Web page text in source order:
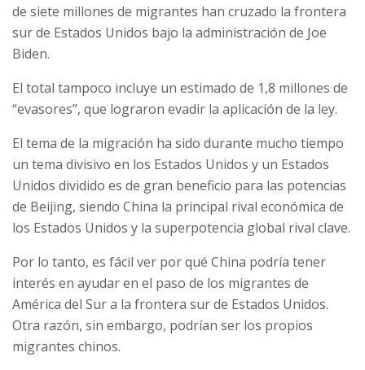
de siete millones de migrantes han cruzado la frontera
sur de Estados Unidos bajo la administración de Joe
Biden.
El total tampoco incluye un estimado de 1,8 millones de
“evasores”, que lograron evadir la aplicación de la ley.
El tema de la migración ha sido durante mucho tiempo
un tema divisivo en los Estados Unidos y un Estados
Unidos dividido es de gran beneficio para las potencias
de Beijing, siendo China la principal rival económica de
los Estados Unidos y la superpotencia global rival clave.
Por lo tanto, es fácil ver por qué China podría tener
interés en ayudar en el paso de los migrantes de
América del Sur a la frontera sur de Estados Unidos.
Otra razón, sin embargo, podrían ser los propios
migrantes chinos.